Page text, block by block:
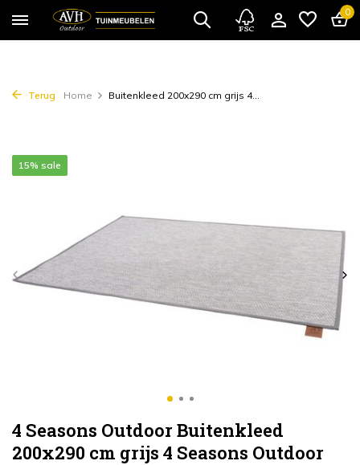
0
Terug Home Buitenkleed 200x290 cm grijs 4...
4 Seasons Outdoor Buitenkleed
200x290 cm grijs 4 Seasons Outdoor
15% sale